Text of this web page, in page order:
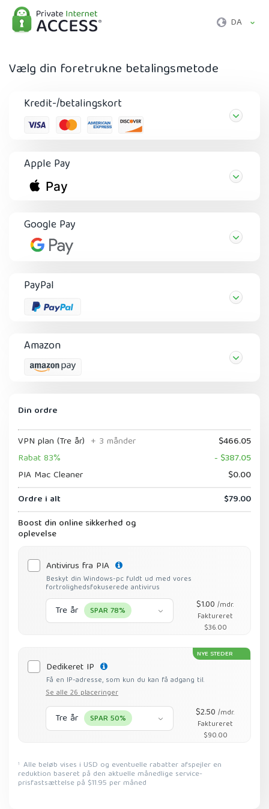
DA
Vælg din foretrukne betalingsmetode
Kredit-/betalingskort
Apple Pay
Google Pay
PayPal
Amazon
Din ordre
VPN plan (Tre år) + 3 månder
$466.05
Rabat 83%
- $387.05
PIA Mac Cleaner
$0.00
Ordre i alt
$79.00
Boost din online sikkerhed og
oplevelse
Antivirus fra PIA
Beskyt din Windows-pc fuldt ud med vores
fortrolighedsfokuserede antivirus
Tre år SPAR 78% $1.00/mdr.
Faktureret
$36.00
NYE STEDER
Dedikeret IP
Få en IP-adresse, som kun du kan få adgang til.
Se alle 26 placeringer
Tre år SPAR 50% $2.50/mdr.
Faktureret
$90.00
1 Alle beløb vises i USD og eventuelle rabatter afspejler en
reduktion baseret på den aktuelle månedlige service-
prisfastsættelse på $11.95 per måned